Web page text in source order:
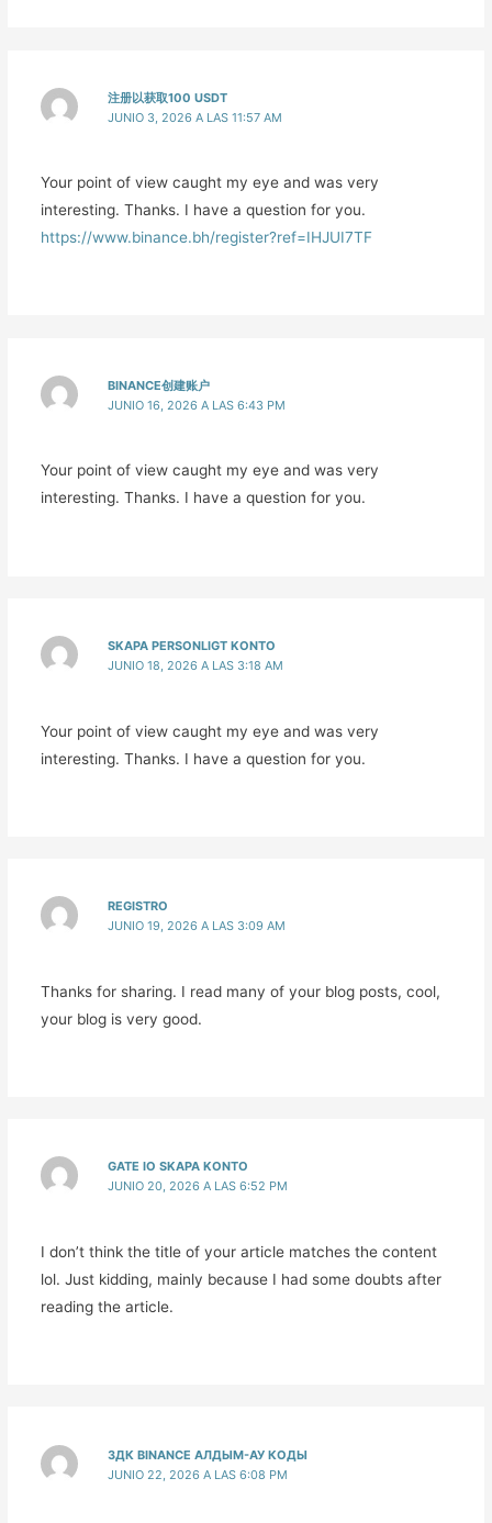
注册以获取100 USDT
JUNIO 3, 2026 A LAS 11:57 AM
Your point of view caught my eye and was very
interesting. Thanks. I have a question for you.
https://www.binance.bh/register?ref=IHJUI7TF
BINANCE创建账户
JUNIO 16, 2026 A LAS 6:43 PM
Your point of view caught my eye and was very
interesting. Thanks. I have a question for you.
SKAPA PERSONLIGT KONTO
JUNIO 18, 2026 A LAS 3:18 AM
Your point of view caught my eye and was very
interesting. Thanks. I have a question for you.
REGISTRO
JUNIO 19, 2026 A LAS 3:09 AM
Thanks for sharing. I read many of your blog posts, cool,
your blog is very good.
GATE IO SKAPA KONTO
JUNIO 20, 2026 A LAS 6:52 PM
I don’t think the title of your article matches the content
lol. Just kidding, mainly because I had some doubts after
reading the article.
ЗДК BINANCE АЛДЫМ-АУ КОДЫ
JUNIO 22, 2026 A LAS 6:08 PM